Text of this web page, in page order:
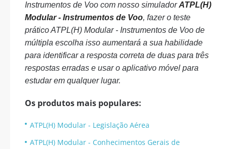
Instrumentos de Voo com nosso simuladorATPL(H)
Modular - Instrumentos de Voo, fazer o teste
prático ATPL(H) Modular - Instrumentos de Voo de
múltipla escolha isso aumentará a sua habilidade
para identificar a resposta correta de duas para três
respostas erradas e usar o aplicativo móvel para
estudar em qualquer lugar.
Os produtos mais populares:
ATPL(H) Modular - Legislação Aérea
ATPL(H) Modular - Conhecimentos Gerais de